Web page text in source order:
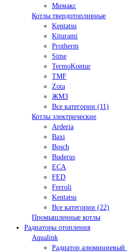
Мимакс
Котлы твердотопливные
Kentatsu
Kiturami
Protherm
Sime
TermoKontur
TMF
Zota
ЖМЗ
Все категории (11)
Котлы электрические
Arderia
Baxi
Bosch
Buderus
ECA
FED
Ferroli
Kentatsu
Все категории (22)
Промышленные котлы
Радиаторы отопления
Aqualink
Радиатор